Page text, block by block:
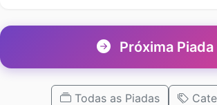
Próxima Piada
Todas as Piadas